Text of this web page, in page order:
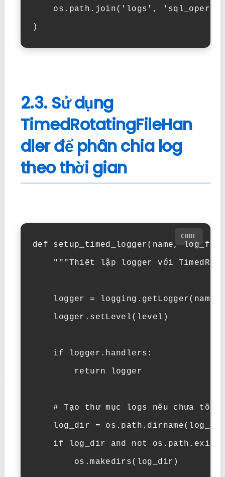
os.path.join('logs',
)
2.3. Sử dụng
TimedRotatingFileHan
dler để phân chia log
theo thời gian
def setup_timed_logger(name,
"""Thiết lập logger với
    logger = logging.getLogger(name)
    logger.setLevel(level)
    if logger.handlers:
        return logger
# Tạo thư mục logs nếu chưa tồn
log_dir =
if log_dir and not
        os.makedirs(log_dir)